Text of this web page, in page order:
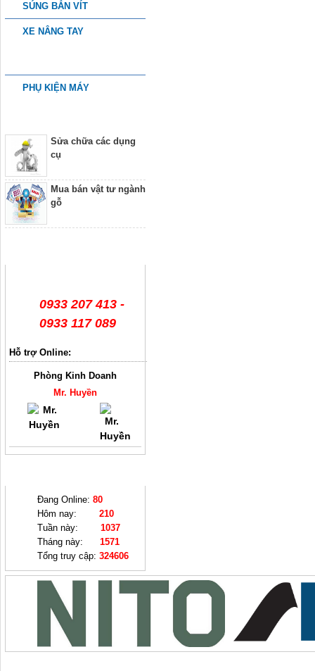
SÚNG BẮN VÍT
XE NÂNG TAY
PHỤ KIỆN MÁY
Sửa chữa các dụng
cụ
Mua bán vật tư ngành
gỗ
0933 207 413 -
0933 117 089
Hỗ trợ Online:
Phòng Kinh Doanh
Mr. Huyền
Đang Online: 80
Hôm nay: 210
Tuần này: 1037
Tháng này: 1571
Tổng truy cập: 324606